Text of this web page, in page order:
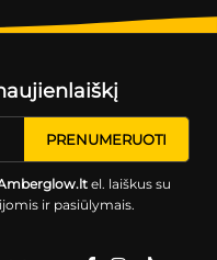
el. laiškus su
ir pasiūlymais.